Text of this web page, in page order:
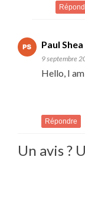
Paul Shea
9 septembre
Hello, I
Répondre
Un avis ?